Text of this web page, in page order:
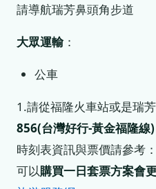
請導航瑞芳鼻頭角步道
大眾運輸：
公車
1.請從福隆火車站或是瑞
856(台灣好行-黃金福隆線)
時刻表資訊與票價請參考
可以購買一日套票方案會